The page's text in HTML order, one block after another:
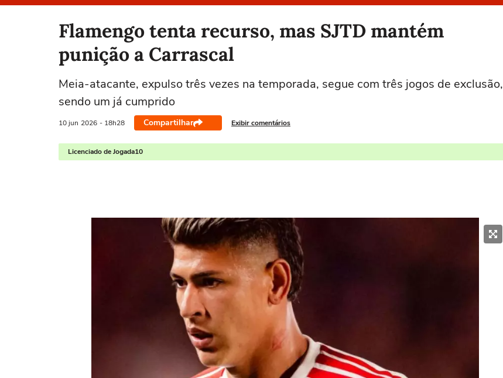
Selecione o time para ver as notícias
Flamengo tenta recurso, mas SJTD mantém
punição a Carrascal
Meia-atacante, expulso três vezes na temporada, segue com três jogos de exclusão,
sendo um já cumprido
10 jun 2026 - 18h28 Compartilhar Exibir comentários
Licenciado de Jogada10